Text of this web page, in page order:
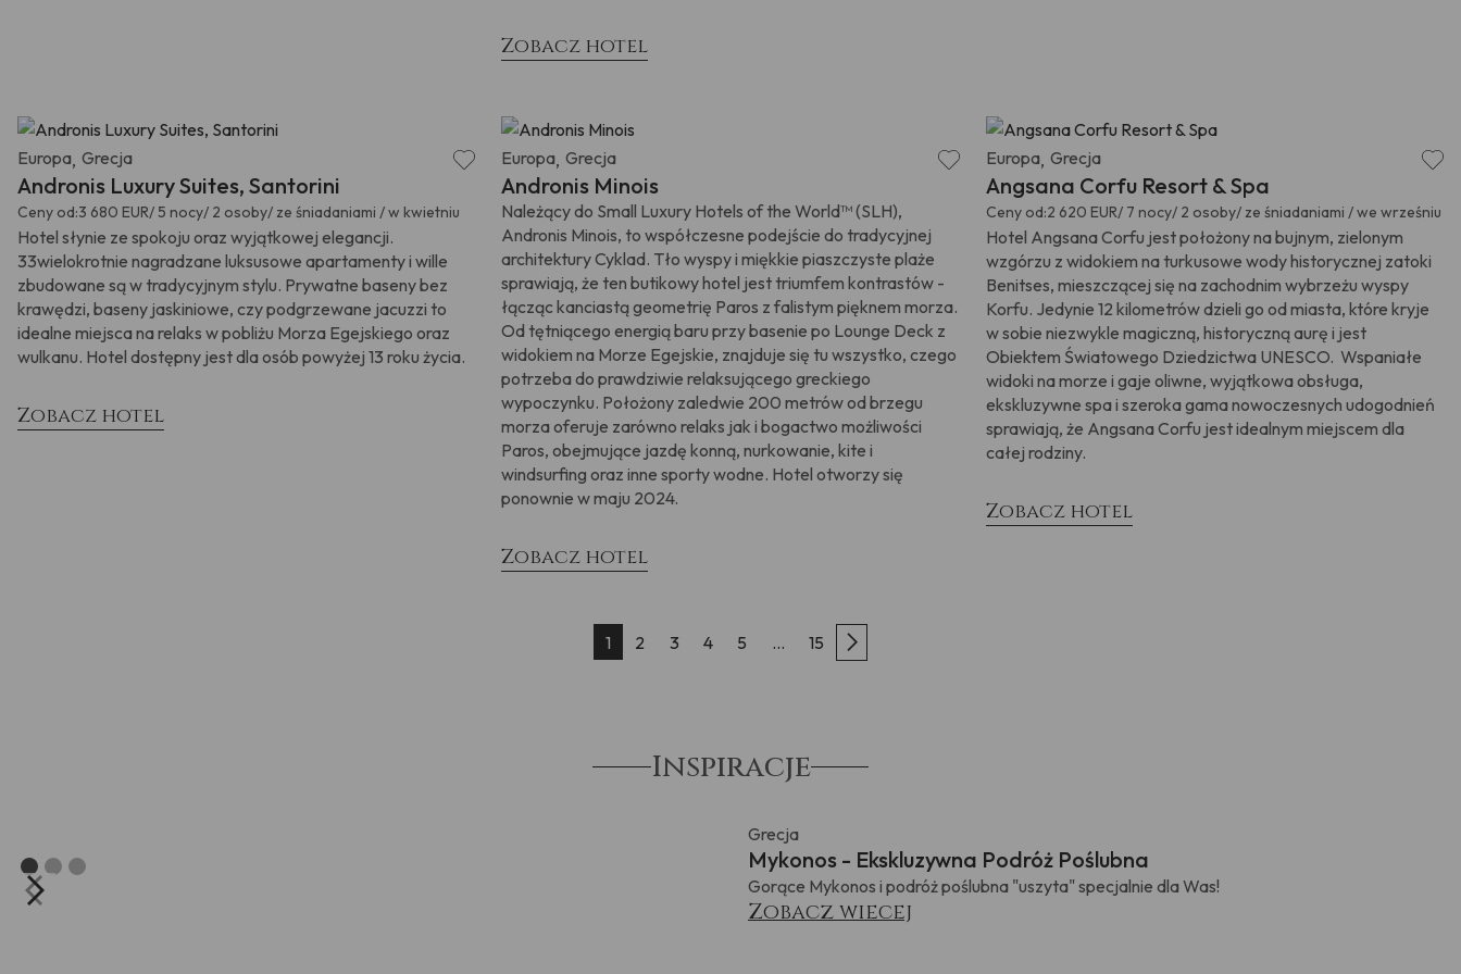
Zobacz hotel
Europa, Grecja
Andronis Luxury Suites, Santorini
Ceny od:3 680 EUR/ 5 nocy/ 2 osoby/ ze śniadaniami / w kwietniu
Hotel słynie ze spokoju oraz wyjątkowej elegancji.
33wielokrotnie nagradzane luksusowe apartamenty i wille
zbudowane są w tradycyjnym stylu. Prywatne baseny bez
krawędzi, baseny jaskiniowe, czy podgrzewane jacuzzi to
idealne miejsca na relaks w pobliżu Morza Egejskiego oraz
wulkanu. Hotel dostępny jest dla osób powyżej 13 roku życia.
Zobacz hotel
Europa, Grecja
Andronis Minois
Należący do Small Luxury Hotels of the World™ (SLH),
Andronis Minois, to współczesne podejście do tradycyjnej
architektury Cyklad. Tło wyspy i miękkie piaszczyste plaże
sprawiają, że ten butikowy hotel jest triumfem kontrastów -
łącząc kanciastą geometrię Paros z falistym pięknem morza.
Od tętniącego energią baru przy basenie po Lounge Deck z
widokiem na Morze Egejskie, znajduje się tu wszystko, czego
potrzeba do prawdziwie relaksującego greckiego
wypoczynku. Położony zaledwie 200 metrów od brzegu
morza oferuje zarówno relaks jak i bogactwo możliwości
Paros, obejmujące jazdę konną, nurkowanie, kite i
windsurfing oraz inne sporty wodne. Hotel otworzy się
ponownie w maju 2024.
Zobacz hotel
Europa, Grecja
Angsana Corfu Resort & Spa
Ceny od:2 620 EUR/ 7 nocy/ 2 osoby/ ze śniadaniami / we wrześniu
Hotel Angsana Corfu jest położony na bujnym, zielonym
wzgórzu z widokiem na turkusowe wody historycznej zatoki
Benitses, mieszczącej się na zachodnim wybrzeżu wyspy
Korfu. Jedynie 12 kilometrów dzieli go od miasta, które kryje
w sobie niezwykle magiczną, historyczną aurę i jest
Obiektem Światowego Dziedzictwa UNESCO. Wspaniałe
widoki na morze i gaje oliwne, wyjątkowa obsługa,
ekskluzywne spa i szeroka gama nowoczesnych udogodnień
sprawiają, że Angsana Corfu jest idealnym miejscem dla
całej rodziny.
Zobacz hotel
1 2 3 4 5 ... 15
Inspiracje
Grecja
Mykonos - Ekskluzywna Podróż Poślubna
Gorące Mykonos i podróż poślubna "uszyta" specjalnie dla Was!
Zobacz wiecej